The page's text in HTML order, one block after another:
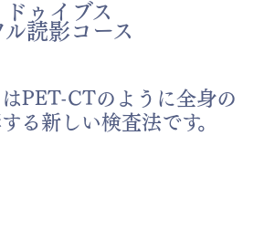
ドゥイブス
ル読影コース
はPET-CTのように全身の
る新しい検査法です。